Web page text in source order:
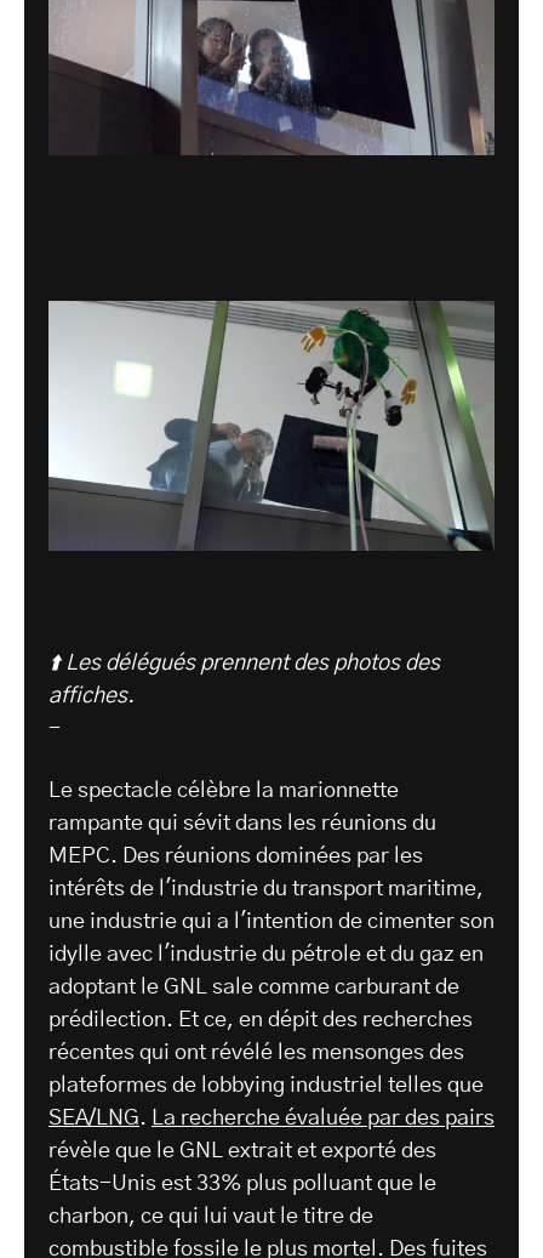
⬆️ Les délégués prennent des photos des
affiches.
-
Le spectacle célèbre la marionnette
rampante qui sévit dans les réunions du
MEPC. Des réunions dominées par les
intérêts de l'industrie du transport maritime,
une industrie qui a l'intention de cimenter son
idylle avec l'industrie du pétrole et du gaz en
adoptant le GNL sale comme carburant de
prédilection. Et ce, en dépit des recherches
récentes qui ont révélé les mensonges des
plateformes de lobbying industriel telles que
SEA/LNG. La recherche évaluée par des pairs
révèle que le GNL extrait et exporté des
États-Unis est 33% plus polluant que le
charbon, ce qui lui vaut le titre de
combustible fossile le plus mortel. Des fuites